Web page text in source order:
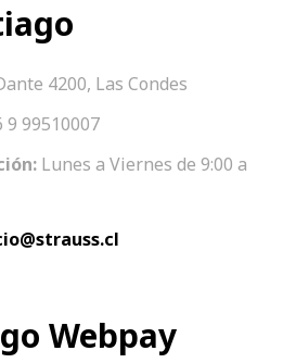
4200, Las Condes
9 99510007
Lunes a Viernes de 9:00 a
Webpay